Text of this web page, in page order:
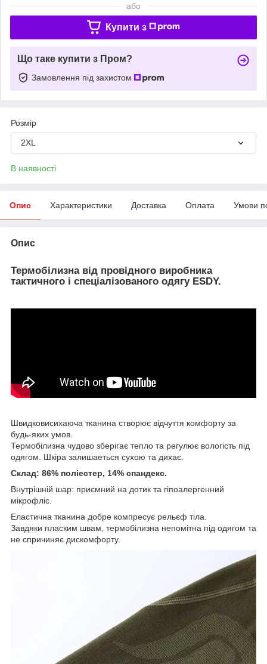
або
Купити з
Що таке купити з Пром?
Замовлення під захистом
Розмір
2XL
В наявності
Опис Характеристики Доставка Оплата Умови
Опис
Термобілизна від провідного виробника
тактичного і спеціалізованого одягу ESDY.
Швидковисихаюча тканина створює відчуття комфорту за
будь-яких умов.
Термобілизна чудово зберігає тепло та регулює вологість під
одягом. Шкіра залишаеться сухою та дихає.
Склад: 86% поліестер, 14% спандекс.
Внутрішній шар: приємний на дотик та гіпоалергенний
мікрофліс.
Еластична тканина добре компресує рельєф тіла.
Завдяки пласким швам, термобілизна непомітна під одягом та
не спричиняє дискомфорту.